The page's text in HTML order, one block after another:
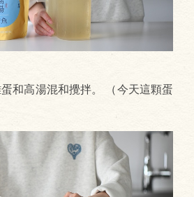
和高湯混和攪拌。 （今天這顆蛋